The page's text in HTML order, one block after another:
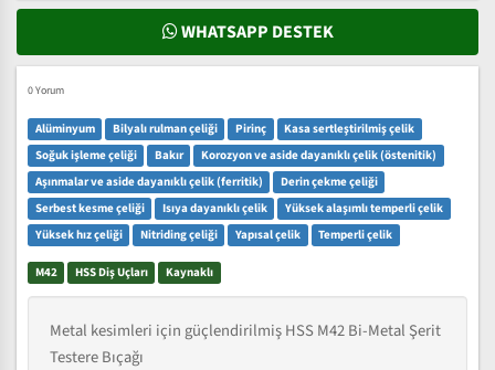
WHATSAPP DESTEK
0 Yorum
Alüminyum Bilyalı rulman çeliği Pirinç
Kasa sertleştirilmiş çelik
Soğuk işleme çeliği
Bakır
Korozyon ve aside dayanıklı çelik (östenitik)
Aşınmalar ve aside dayanıklı çelik (ferritik)
Derin çekme çeliği
Serbest kesme çeliği
Isıya dayanıklı çelik
Yüksek alaşımlı temperli çelik
Yüksek hız çeliği
Nitriding çeliği Yapısal çelik Temperli çelik
M42 HSS Diş Uçları Kaynaklı
Metal kesimleri için güçlendirilmiş HSS M42 Bi-Metal Şerit
Testere Bıçağı